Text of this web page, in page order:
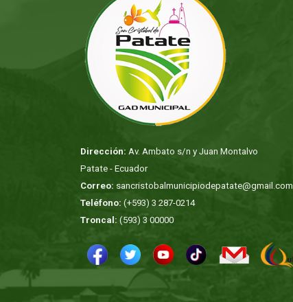
Dirección: Av. Ambato s/n y Juan Montalvo
Patate - Ecuador
Correo: sancristobalmunicipiodepatate@gmail.com
Teléfono: (+593) 3 287-0214
Troncal: (593) 3 00000